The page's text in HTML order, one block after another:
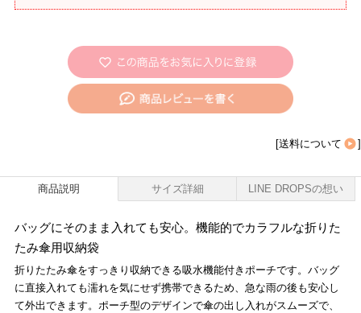
[送料について ]
商品説明 サイズ詳細 LINE DROPSの想い
バッグにそのまま入れても安心。機能的でカラフルな折りた
たみ傘用収納袋
折りたたみ傘をすっきり収納できる吸水機能付きポーチです。バッグ
に直接入れても濡れを気にせず携帯できるため、急な雨の後も安心し
て外出できます。ポーチ型のデザインで傘の出し入れがスムーズで、